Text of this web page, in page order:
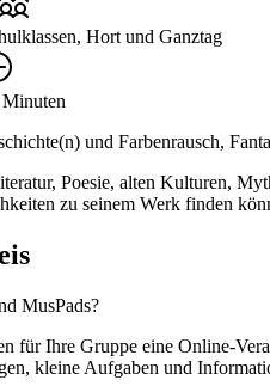
Hort und Ganztag
und Farbenrausch,
Poesie, alten Kulturen,
zu seinem Werk finden
MusPads?
für Ihre Gruppe eine Online-
kleine Aufgaben und